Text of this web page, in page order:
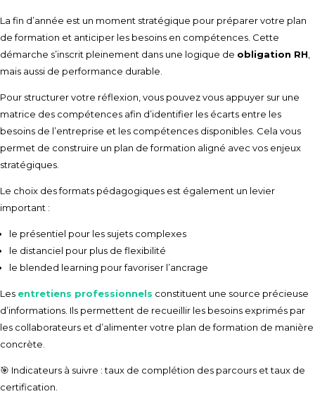
La fin d’année est un moment stratégique pour préparer votre plan
de formation et anticiper les besoins en compétences. Cette
démarche s’inscrit pleinement dans une logique de obligation RH
mais aussi de performance durable.
Pour structurer votre réflexion, vous pouvez vous appuyer sur une
matrice des compétences afin d’identifier les écarts entre les
besoins de l’entreprise et les compétences disponibles. Cela vous
permet de construire un plan de formation aligné avec vos enjeux
stratégiques.
Le choix des formats pédagogiques est également un levier
important :
le présentiel pour les sujets complexes
le distanciel pour plus de flexibilité
le blended learning pour favoriser l’ancrage
Les entretiens professionnels constituent une source précieuse
d’informations. Ils permettent de recueillir les besoins exprimés par
les collaborateurs et d’alimenter votre plan de formation de manière
concrète.
🎯 Indicateurs à suivre : taux de complétion des parcours et taux de
certification.